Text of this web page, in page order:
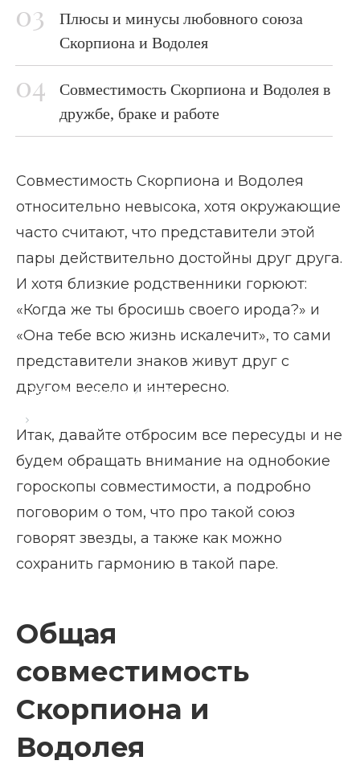
Главная страница
Блог
Плюсы и минусы любовного союза
Скорпиона и Водолея
Совместимость Скорпиона и Водолея в
дружбе, браке и работе
Совместимость Скорпиона и Водолея
относительно невысока, хотя окружающие
часто считают, что представители этой
пары действительно достойны друг друга.
И хотя близкие родственники горюют:
«Когда же ты бросишь своего ирода?» и
«Она тебе всю жизнь искалечит», то сами
представители знаков живут друг с
другом весело и интересно.
Итак, давайте отбросим все пересуды и не
будем обращать внимание на однобокие
гороскопы совместимости, а подробно
поговорим о том, что про такой союз
говорят звезды, а также как можно
сохранить гармонию в такой паре.
Общая
совместимость
Скорпиона и
Водолея